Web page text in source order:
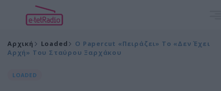
Αρχική Loaded
Ο Papercut «πειράζει» Το «Δεν Έχει
Αρχή» Του Σταύρου Ξαρχάκου
LOADED